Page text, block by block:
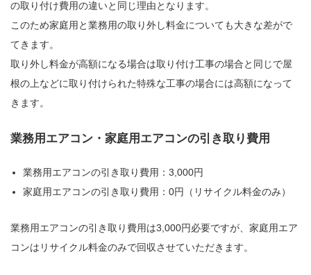
の取り付け費用の違いと同じ理由となります。
このため家庭用と業務用の取り外し料金についても大きな差がで
てきます。
取り外し料金が高額になる場合は取り付け工事の場合と同じで屋
根の上などに取り付けられた特殊な工事の場合には高額になって
きます。
業務用エアコン・家庭用エアコンの引き取り費用
業務用エアコンの引き取り費用：3,000円
家庭用エアコンの引き取り費用：0円（リサイクル料金のみ）
業務用エアコンの引き取り費用は3,000円必要ですが、家庭用エア
コンはリサイクル料金のみで回収させていただきます。